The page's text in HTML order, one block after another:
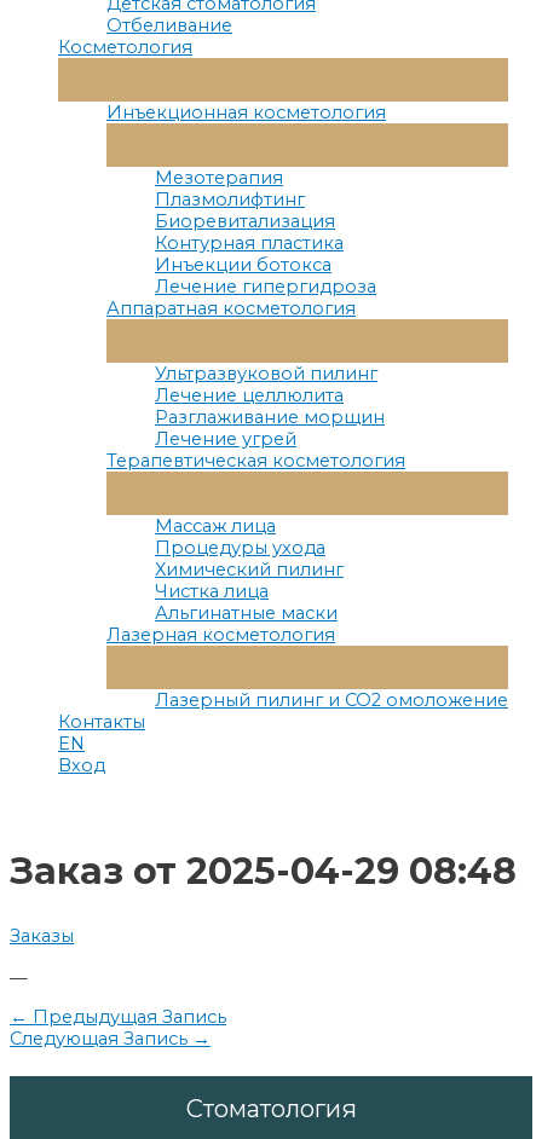
Отбеливание
Косметология
Меню
Инъекционная косметология
Меню
Мезотерапия
Плазмолифтинг
Биоревитализация
Контурная пластика
Инъекции ботокса
Лечение гипергидроза
Аппаратная косметология
Меню
Ультразвуковой пилинг
Лечение целлюлита
Разглаживание морщин
Лечение угрей
Терапевтическая косметология
Меню
Массаж лица
Процедуры ухода
Химический пилинг
Чистка лица
Альгинатные маски
Лазерная косметология
Меню
Лазерный пилинг и СО2 омоложение
Контакты
EN
Вход
Заказ от 2025-04-29 08:48
Заказы
—
Навигация
по
← Предыдущая Запись
Следующая Запись →
Стоматология